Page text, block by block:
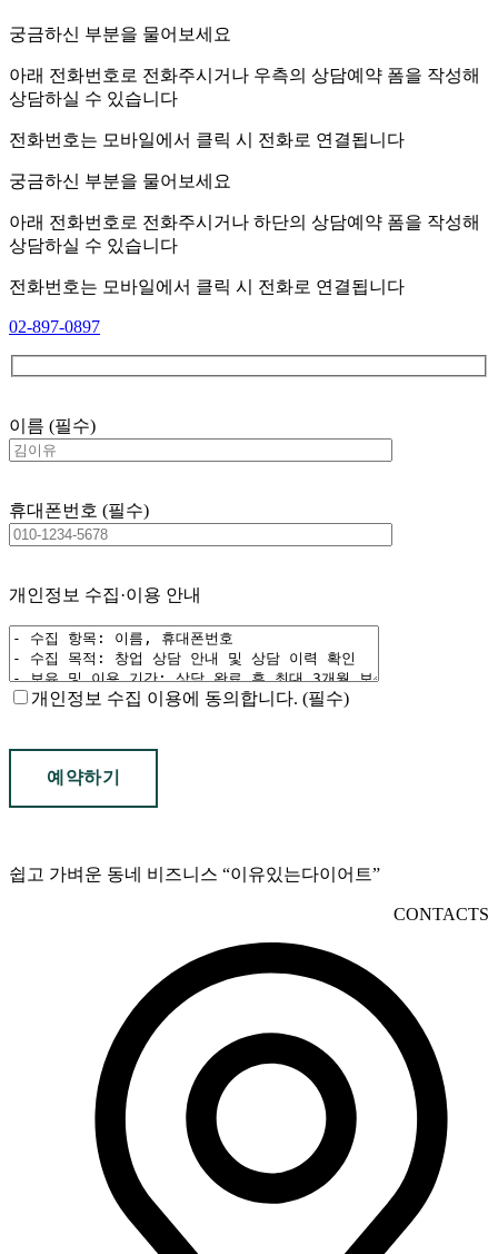
궁금하신 부분을 물어보세요
아래 전화번호로 전화주시거나 우측의 상담예약 폼을 작성해
상담하실 수 있습니다
전화번호는 모바일에서 클릭 시 전화로 연결됩니다
궁금하신 부분을 물어보세요
아래 전화번호로 전화주시거나 하단의 상담예약 폼을 작성해
상담하실 수 있습니다
전화번호는 모바일에서 클릭 시 전화로 연결됩니다
02-897-0897
이름 (필수)
휴대폰번호 (필수)
개인정보 수집·이용 안내
개인정보 수집 이용에 동의합니다. (필수)
쉽고 가벼운 동네 비즈니스 “이유있는다이어트”
CONTACTS